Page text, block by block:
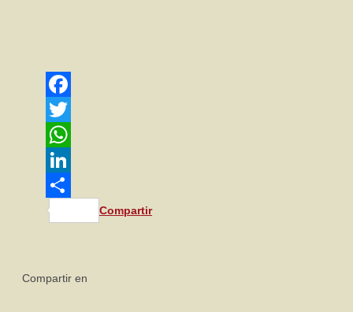
Facebook
Twitter
WhatsApp
LinkedIn
Compartir
Compartir en